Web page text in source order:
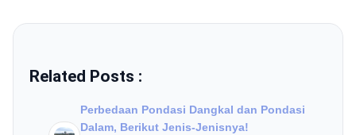
Related Posts :
Perbedaan Pondasi Dangkal dan Pondasi
Dalam, Berikut Jenis-Jenisnya!